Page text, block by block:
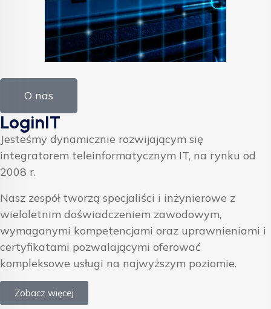
O nas
LoginIT
Jesteśmy dynamicznie rozwijającym się
integratorem teleinformatycznym IT, na rynku od
2008 r.
Nasz zespół tworzą specjaliści i inżynierowe z
wieloletnim doświadczeniem zawodowym,
wymaganymi kompetencjami oraz uprawnieniami i
certyfikatami pozwalającymi oferować
kompleksowe usługi na najwyższym poziomie.
Zobacz więcej